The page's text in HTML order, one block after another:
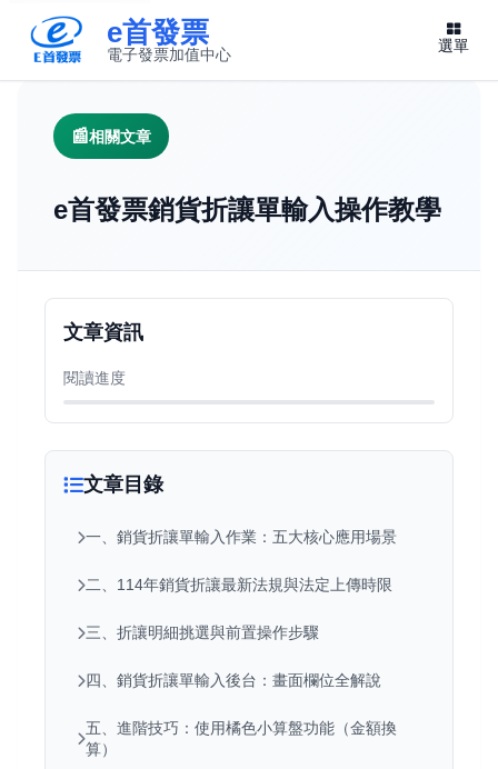
e首發票
電子發票加值中心 選單
相關文章
e首發票銷貨折讓單輸入操作教學
文章目錄
一、銷貨折讓單輸入作業：五大核心應用場景
二、114年銷貨折讓最新法規與法定上傳時限
三、折讓明細挑選與前置操作步驟
四、銷貨折讓單輸入後台：畫面欄位全解說
五、進階技巧：使用橘色小算盤功能（金額換
算）
文章資訊
閱讀進度